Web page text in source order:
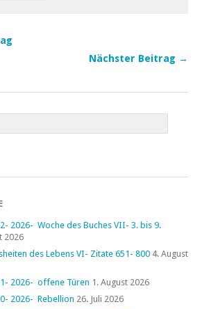
Nächster Beitrag →
2026- Woche des Buches VII- 3. bis 9.
2026
des Lebens VI- Zitate 651- 800 4. August
2026- offene Türen 1. August 2026
2026- Rebellion 26. Juli 2026